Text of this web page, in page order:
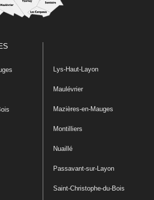
Lys-Haut-Layon
Maulévrier
Mazières-en-Mauges
Montilliers
Nuaillé
Passavant-sur-Layon
Saint-Christophe-du-Bois